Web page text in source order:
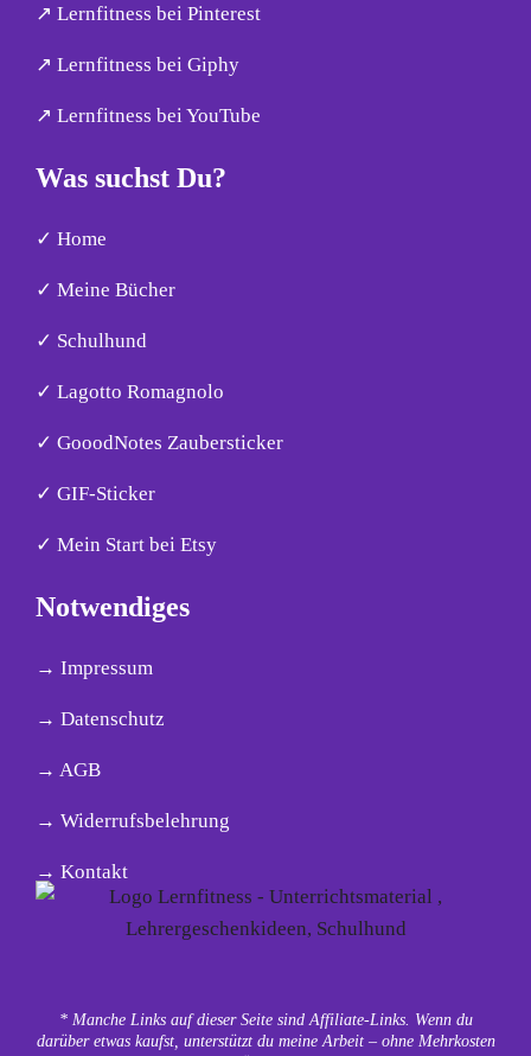
↗︎ Lernfitness bei Pinterest
↗︎ Lernfitness bei Giphy
↗︎ Lernfitness bei YouTube
Was suchst Du?
✓ Home
✓ Meine Bücher
✓ Schulhund
✓ Lagotto Romagnolo
✓ GooodNotes Zaubersticker
✓ GIF-Sticker
✓ Mein Start bei Etsy
Notwendiges
→ Impressum
→ Datenschutz
→ AGB
→ Widerrufsbelehrung
→ Kontakt
* Manche Links auf dieser Seite sind Affiliate-Links. Wenn du
darüber etwas kaufst, unterstützt du meine Arbeit – ohne Mehrkosten